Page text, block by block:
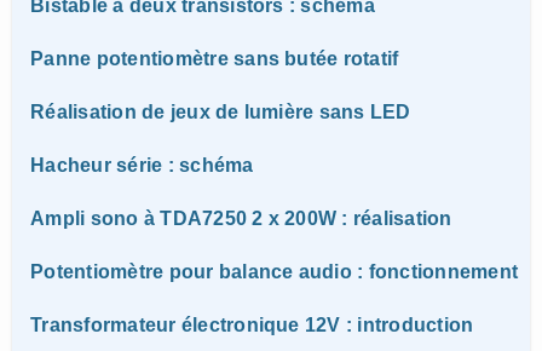
Bistable à deux transistors : schéma
Panne potentiomètre sans butée rotatif
Réalisation de jeux de lumière sans LED
Hacheur série : schéma
Ampli sono à TDA7250 2 x 200W : réalisation
Potentiomètre pour balance audio : fonctionnement
Transformateur électronique 12V : introduction